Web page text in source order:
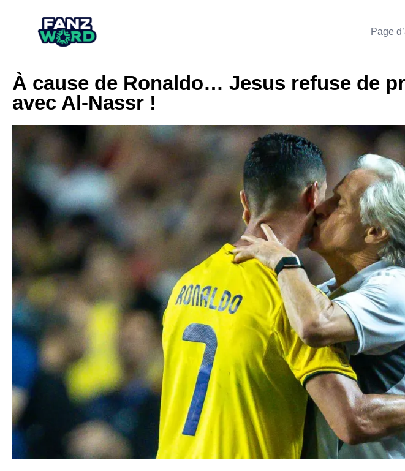
Page
À cause de Ronaldo… Jesus refuse de
avec Al-Nassr !